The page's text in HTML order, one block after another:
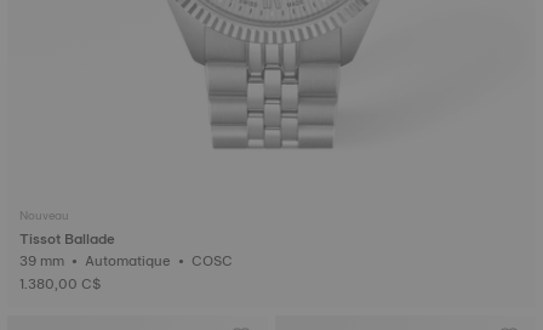
Nouveau
Tissot Ballade
39 mm • Automatique • COSC
1.380,00 C$